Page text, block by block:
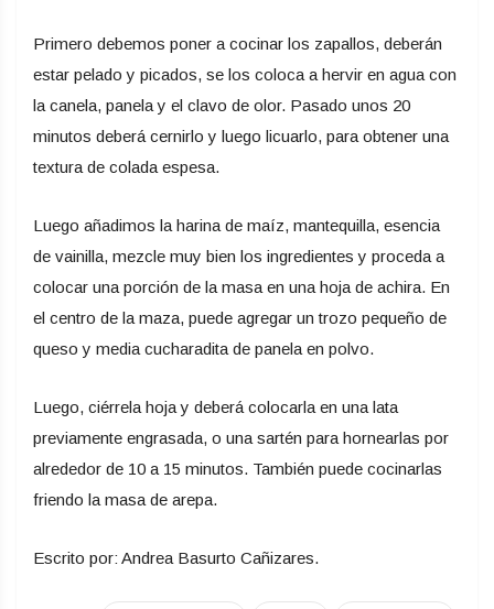
Primero debemos poner a cocinar los zapallos, deberán
estar pelado y picados, se los coloca a hervir en agua con
la canela, panela y el clavo de olor. Pasado unos 20
minutos deberá cernirlo y luego licuarlo, para obtener una
textura de colada espesa.
Luego añadimos la harina de maíz, mantequilla, esencia
de vainilla, mezcle muy bien los ingredientes y proceda a
colocar una porción de la masa en una hoja de achira. En
el centro de la maza, puede agregar un trozo pequeño de
queso y media cucharadita de panela en polvo.
Luego, ciérrela hoja y deberá colocarla en una lata
previamente engrasada, o una sartén para hornearlas por
alrededor de 10 a 15 minutos. También puede cocinarlas
friendo la masa de arepa.
Escrito por: Andrea Basurto Cañizares.